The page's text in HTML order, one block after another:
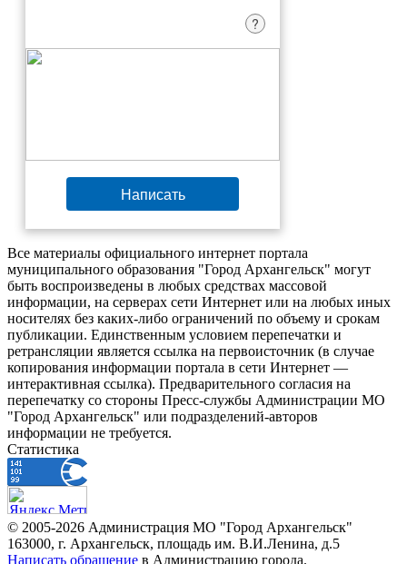
?
Написать
Все материалы официального интернет портала
муниципального образования "Город Архангельск" могут
быть воспроизведены в любых средствах массовой
информации, на серверах сети Интернет или на любых иных
носителях без каких-либо ограничений по объему и срокам
публикации. Единственным условием перепечатки и
ретрансляции является ссылка на первоисточник (в случае
копирования информации портала в сети Интернет —
интерактивная ссылка). Предварительного согласия на
перепечатку со стороны Пресс-службы Администрации МО
"Город Архангельск" или подразделений-авторов
информации не требуется.
Статистика
© 2005-2026 Администрация МО "Город Архангельск"
163000, г. Архангельск, площадь им. В.И.Ленина, д.5
Написать обращение в Администрацию города.